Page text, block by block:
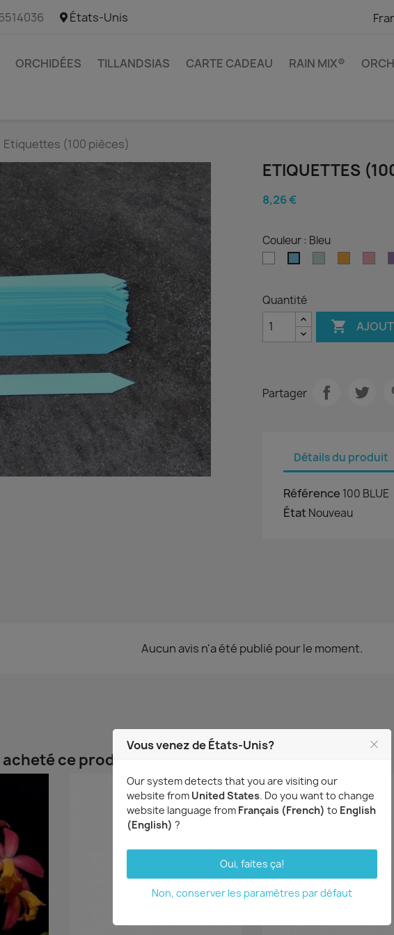
États-Unis
ORCHIDÉES TILLANDSIAS CARTE CADEAU RAIN MIX®
Etiquettes (100 pièces)
ETIQUETTES
8,26 €
Couleur : Bleu
Quantité

Partager
Détails du produit
Référence 100 BLUE
État Nouveau
Aucun avis n'a été publié pour le moment.
ce produit ont également acheté...
Vous venez de États-Unis?
Our system detects that you are visiting our
website from United States. Do you want to change
website language from Français (French) to English
(English) ?
Oui, faites ça!
Non, conserver les paramètres par défaut